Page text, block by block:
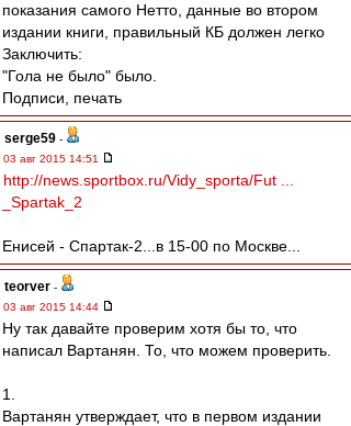
показания самого Нетто, данные во втором
издании книги, правильный КБ должен легко
Заключить:
"Гола не было" было.
Подписи, печать
serge59 -
03 авг 2015 14:51
http://news.sportbox.ru/Vidy_sporta/Fut ...
_Spartak_2
Енисей - Спартак-2...в 15-00 по Москве...
teorver -
03 авг 2015 14:44
Ну так давайте проверим хотя бы то, что
написал Вартанян. То, что можем проверить.
1.
Вартанян утверждает, что в первом издании